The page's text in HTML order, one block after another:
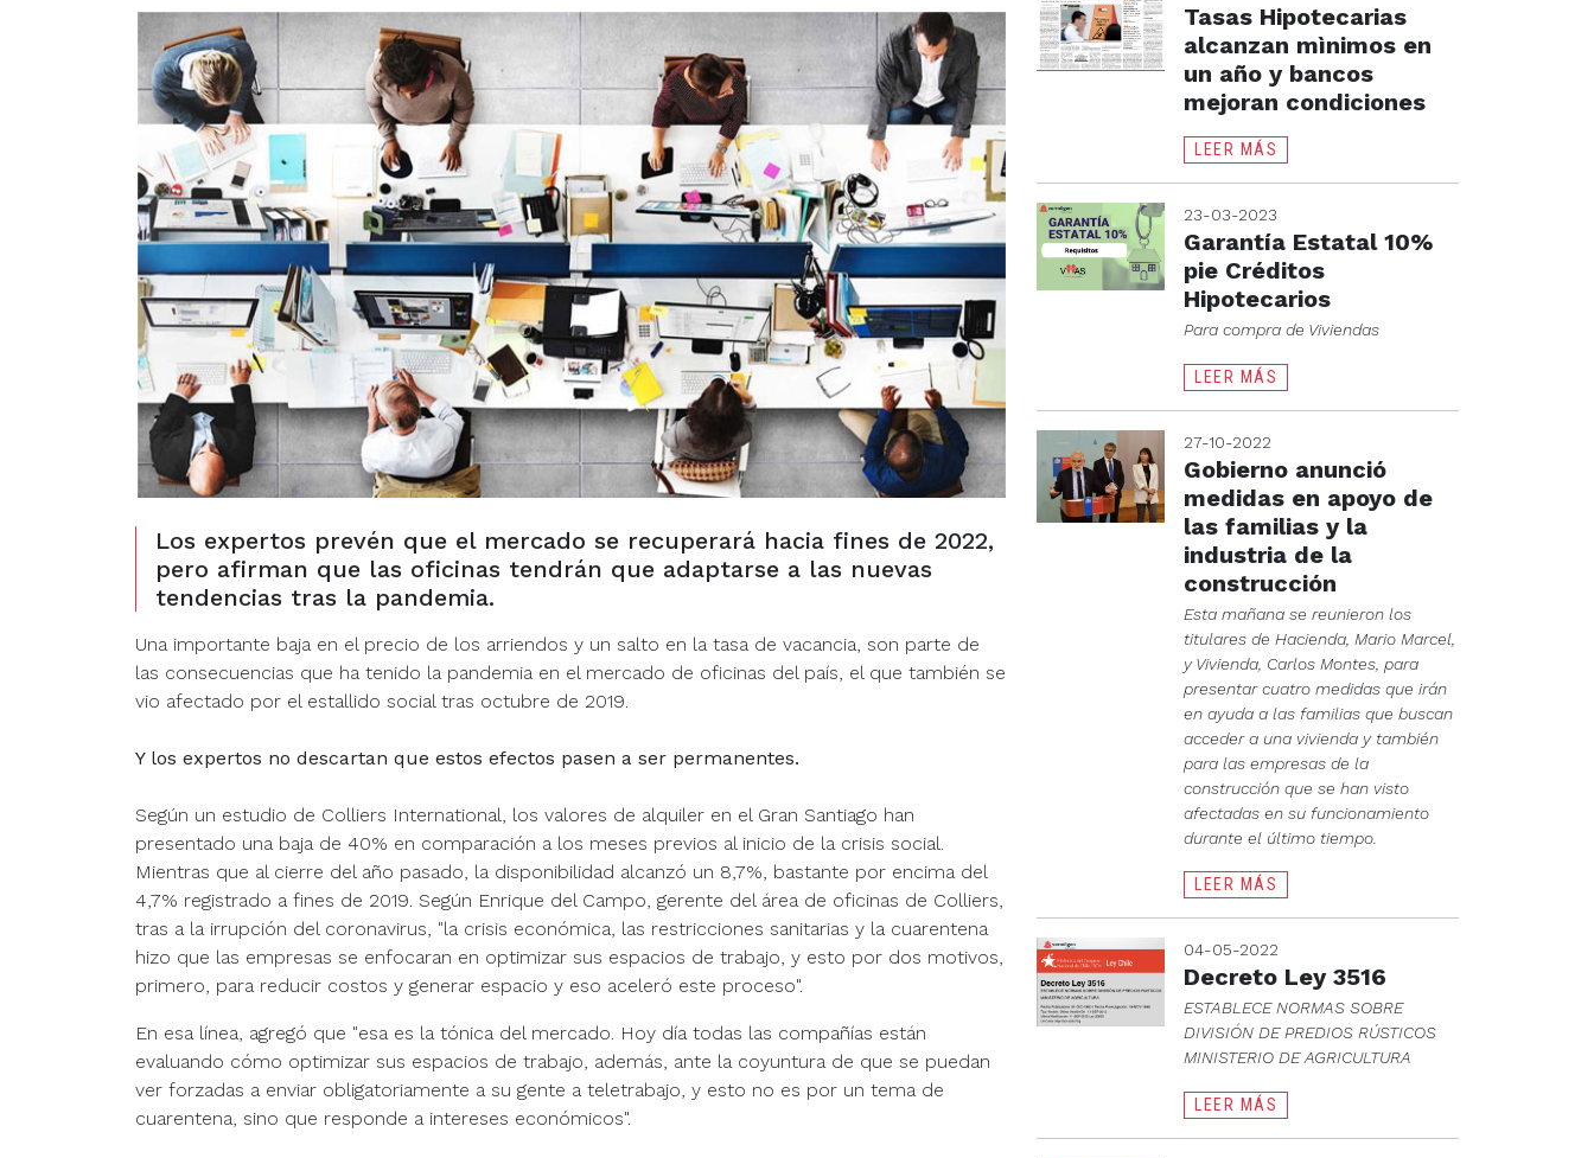
Los expertos prevén que el mercado se recuperará hacia fines de 2022,
pero afirman que las oficinas tendrán que adaptarse a las nuevas
tendencias tras la pandemia.
Una importante baja en el precio de los arriendos y un salto en la tasa de vacancia, son parte de
las consecuencias que ha tenido la pandemia en el mercado de oficinas del país, el que también se
vio afectado por el estallido social tras octubre de 2019.
Y los expertos no descartan que estos efectos pasen a ser permanentes.
Según un estudio de Colliers International, los valores de alquiler en el Gran Santiago han
presentado una baja de 40% en comparación a los meses previos al inicio de la crisis social.
Mientras que al cierre del año pasado, la disponibilidad alcanzó un 8,7%, bastante por encima del
4,7% registrado a fines de 2019. Según Enrique del Campo, gerente del área de oficinas de Colliers,
tras a la irrupción del coronavirus, "la crisis económica, las restricciones sanitarias y la cuarentena
hizo que las empresas se enfocaran en optimizar sus espacios de trabajo, y esto por dos motivos,
primero, para reducir costos y generar espacio y eso aceleró este proceso".
En esa línea, agregó que "esa es la tónica del mercado. Hoy día todas las compañías están
evaluando cómo optimizar sus espacios de trabajo, además, ante la coyuntura de que se puedan
ver forzadas a enviar obligatoriamente a su gente a teletrabajo, y esto no es por un tema de
cuarentena, sino que responde a intereses económicos".
Tasas Hipotecarias
alcanzan mìnimos en
un año y bancos
mejoran condiciones
LEER MÁS
23-03-2023
Garantía Estatal 10%
pie Créditos
Hipotecarios
Para compra de Viviendas
LEER MÁS
27-10-2022
Gobierno anunció
medidas en apoyo de
las familias y la
industria de la
construcción
Esta mañana se reunieron los
titulares de Hacienda, Mario Marcel,
y Vivienda, Carlos Montes, para
presentar cuatro medidas que irán
en ayuda a las familias que buscan
acceder a una vivienda y también
para las empresas de la
construcción que se han visto
afectadas en su funcionamiento
durante el último tiempo.
LEER MÁS
04-05-2022
Decreto Ley 3516
ESTABLECE NORMAS SOBRE
DIVISIÓN DE PREDIOS RÚSTICOS
MINISTERIO DE AGRICULTURA
LEER MÁS